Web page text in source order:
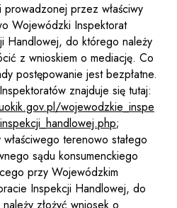
prowadzonej przez właściwy
Wojewódzki Inspektorat
Handlowej, do którego należy
z wnioskiem o mediację. Co
postępowanie jest bezpłatne.
znajduje się tutaj:
wojewodzkie_inspe
;
terenowo stałego
sądu konsumenckiego
przy Wojewódzkim
Inspekcji Handlowej, do